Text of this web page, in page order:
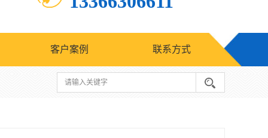
客户案例 联系方式